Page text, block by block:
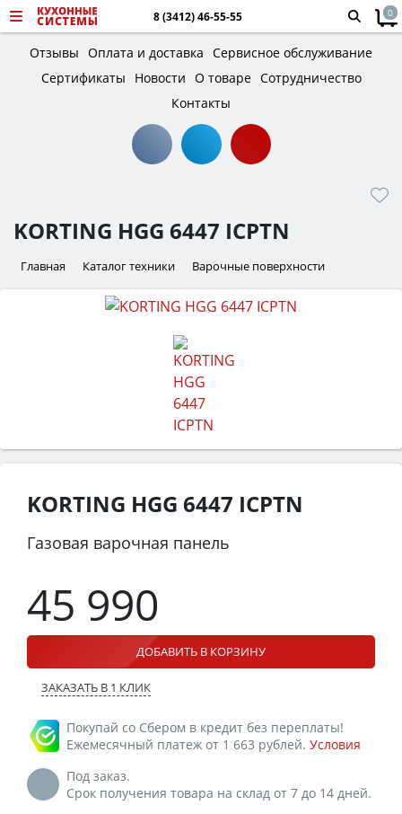
8 (3412) 46-55-55 0
Отзывы Оплата и доставка Сервисное обслуживание
Сертификаты
Новости О товаре Сотрудничество
Контакты
KORTING HGG 6447 ICPTN
Главная Каталог техники Варочные поверхности
KORTING HGG 6447 ICPTN
Газовая варочная панель
45 990
ДОБАВИТЬ В КОРЗИНУ
ЗАКАЗАТЬ В 1 КЛИК
Покупай со Сбером в кредит без переплаты!
Ежемесячный платеж от 1 663 рублей. Условия
Под заказ.
Срок получения товара на склад от 7 до 14 дней.